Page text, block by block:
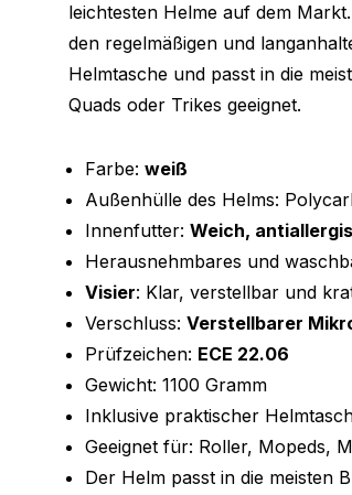
leichtesten Helme auf dem
den regelmäßigen und
Helmtasche und passt in die
Quads oder Trikes geeignet.
Farbe: weiß
Außenhülle des Helms:
Innenfutter: Weich,
Herausnehmbares und
Visier: Klar, verstellbar und
Verschluss: Verstellbarer
Prüfzeichen: ECE 22.06
Gewicht: 1100 Gramm
Inklusive praktischer
Geeignet für: Roller, Mopeds,
Der Helm passt in die meisten